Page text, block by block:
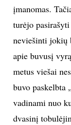
įmanomas.
turėjo
neviešinti jokių
apie buvusį
metus viešai
buvo paskelbta
vadinami nuo
dvasinį